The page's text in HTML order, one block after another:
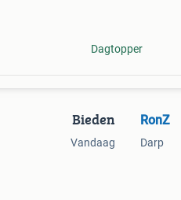
Dagtopper
Bieden
Vandaag
RonZ
Darp